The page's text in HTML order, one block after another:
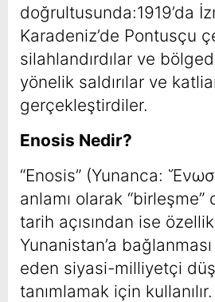
doğrultusunda:1919’da
Karadeniz’de Pontusçu
silahlandırdılar ve
yönelik saldırılar ve
gerçekleştirdiler.
Enosis Nedir?
“Enosis” (Yunanca:
anlamı olarak
tarih açısından ise
Yunanistan’a
eden siyasi-milliyetçi
tanımlamak için kullanılır.